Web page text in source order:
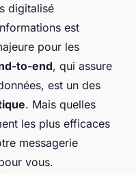
digitalisé
est
pour les
to-end, qui assure
est un des
. Mais quelles
les plus efficaces
messagerie
vous.